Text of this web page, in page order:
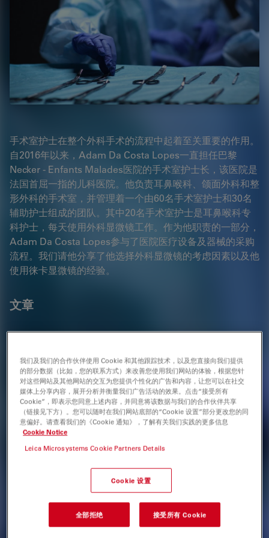
手术室护士在整个外科手术的流程中起着至关重要的作用。
自2016年以来，Adam Da Costa Lopes一直担任巴黎
Necker - Enfants Malades医院的手术室护士长，该医院是
法国首屈一指的儿科医院。他负责耳鼻喉科、颌面外科和整
形外科的手术室，并管理着一个由60名手术室护士和30名
辅助护士组成的团队。其中20名手术室护士是耳鼻喉科专
科护士，每天使用外科显微镜工作。作为他职责的一部分，
Adam Da Costa Lopes参与了医院医疗设备及器械的采购
流程。我们请他分享了他选择外科显微镜的考虑因素以及他
使用徕卡显微镜的经验。
文章
Adam Da Costa Lopes1
Corporate Communications2
1Necker - Enfants Malades Hospital, Paris, France
2Leica Microsystems
外科显微镜 显微外科 神经外科
耳鼻咽喉头颈外科（ENT） 整形外科 妇科和泌尿外科
我们及我们的合作伙伴使用 Cookie 和其他跟踪技术，以及您直接向我们提供
的部分数据（比如，您的联系方式）来改善您使用我们网站的体验，根据您针
对这些网站及其他网站的交互为您提供个性化的广告和内容，让您可以在社交
媒体上分享内容，展开分析并衡量我们广告活动的效果。点击“接受所有
Cookie”，即表示您同意上述内容，并同意将该数据与我们的合作伙伴共享
（链接见下方）。您可以随时在我们网站底部的“Cookie 设置”部分更改您的同
意偏好。请查看我们的《Cookie 通知》，了解有关我们实践的更多信息
Cookie Notice
Leica Microsystems Cookie Partners Details
Cookie 设置
全部拒绝 接受所有 Cookie